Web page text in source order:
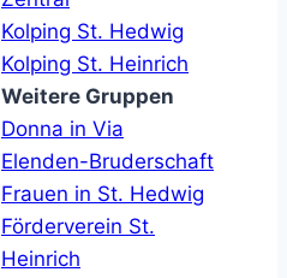
Kolping St. Hedwig
Kolping St. Heinrich
Weitere Gruppen
Donna in Via
Elenden-Bruderschaft
Frauen in St. Hedwig
Förderverein St.
Heinrich